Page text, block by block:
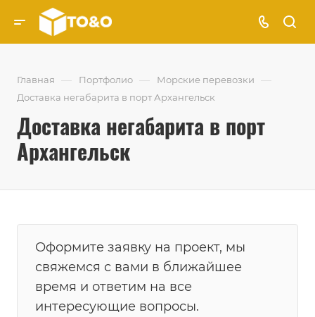
Главная — Портфолио — Морские перевозки —
Доставка негабарита в порт Архангельск
Доставка негабарита в порт
Архангельск
Оформите заявку на проект, мы
свяжемся с вами в ближайшее
время и ответим на все
интересующие вопросы.